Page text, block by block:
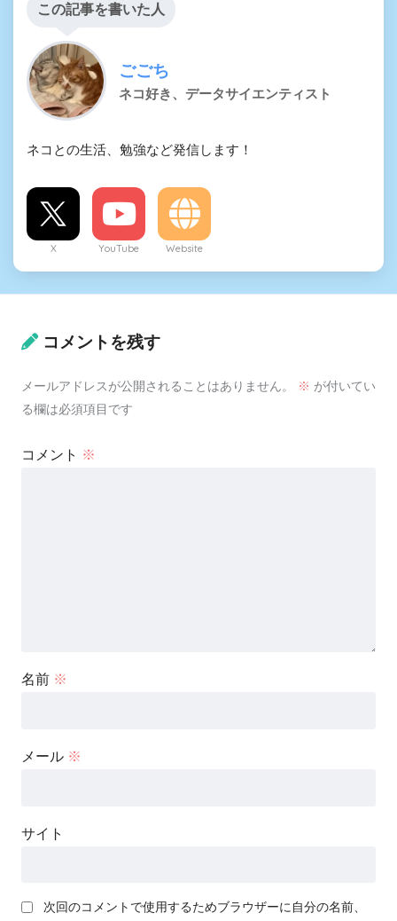
この記事を書いた人
ごごち
ネコ好き、データサイエンティスト
ネコとの生活、勉強など発信します！
X YouTube Website
コメントを残す
メールアドレスが公開されることはありません。 ※ が付いてい
る欄は必須項目です
コメント ※
名前 ※
メール ※
サイト
次回のコメントで使用するためブラウザーに自分の名前、